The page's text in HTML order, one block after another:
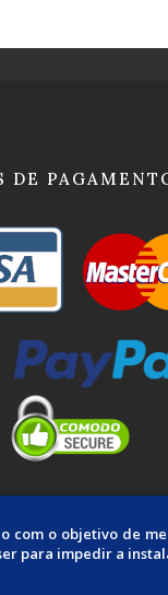
o objetivo de
para impedir a
DE